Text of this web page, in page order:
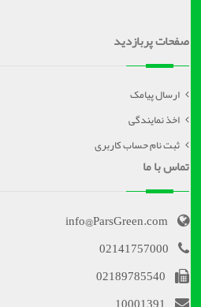
صفحات پربازدید
ارسال پیامک
اخذ نمایندگی
ثبت نام حساب کاربری
تماس با ما
info@ParsGreen.com
02141757000
02189785540